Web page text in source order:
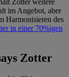
im Angebot, aber
Harmonisieren des
in einer 70%igen
Zotter